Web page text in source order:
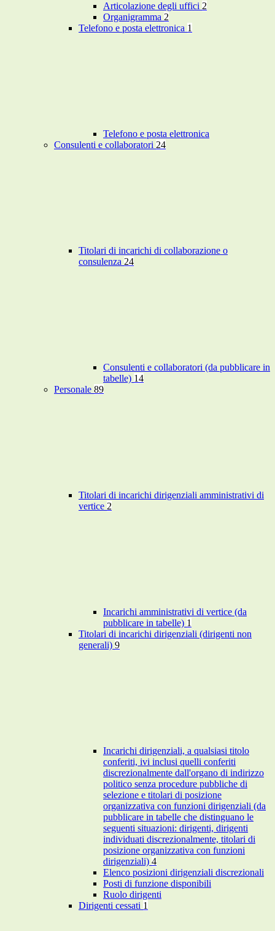
Articolazione degli uffici 2
Organigramma 2
Telefono e posta elettronica 1
Telefono e posta elettronica
Consulenti e collaboratori 24
Titolari di incarichi di collaborazione o
consulenza 24
Consulenti e collaboratori (da pubblicare in
tabelle) 14
Personale 89
Titolari di incarichi dirigenziali amministrativi di
vertice 2
Incarichi amministrativi di vertice (da
pubblicare in tabelle) 1
Titolari di incarichi dirigenziali (dirigenti non
generali) 9
Incarichi dirigenziali, a qualsiasi titolo
conferiti, ivi inclusi quelli conferiti
discrezionalmente dall'organo di indirizzo
politico senza procedure pubbliche di
selezione e titolari di posizione
organizzativa con funzioni dirigenziali (da
pubblicare in tabelle che distinguano le
seguenti situazioni: dirigenti, dirigenti
individuati discrezionalmente, titolari di
posizione organizzativa con funzioni
dirigenziali) 4
Elenco posizioni dirigenziali discrezionali
Posti di funzione disponibili
Ruolo dirigenti
Dirigenti cessati 1